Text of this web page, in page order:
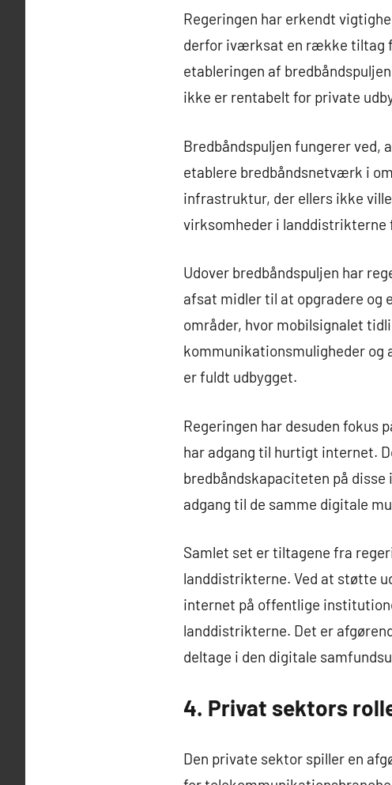
Regeringen har erkendt
derfor iværksat en række tiltag
etableringen af
ikke er rentabelt for private
Bredbåndspuljen fungerer ved,
etablere bredbåndsnetværk i
infrastruktur, der ellers ikke
virksomheder i
Udover bredbåndspuljen har
afsat midler til at opgradere og
områder, hvor mobilsignalet
kommunikationsmuligheder og
er fuldt udbygget.
Regeringen har desuden
har adgang til hurtigt internet.
bredbåndskapaciteten på
adgang til de samme digitale
Samlet set er tiltagene fra
landdistrikterne. Ved at støtte
internet på offentlige
landdistrikterne. Det er
deltage i den digitale
4. Privat sektors
Den private sektor spiller en